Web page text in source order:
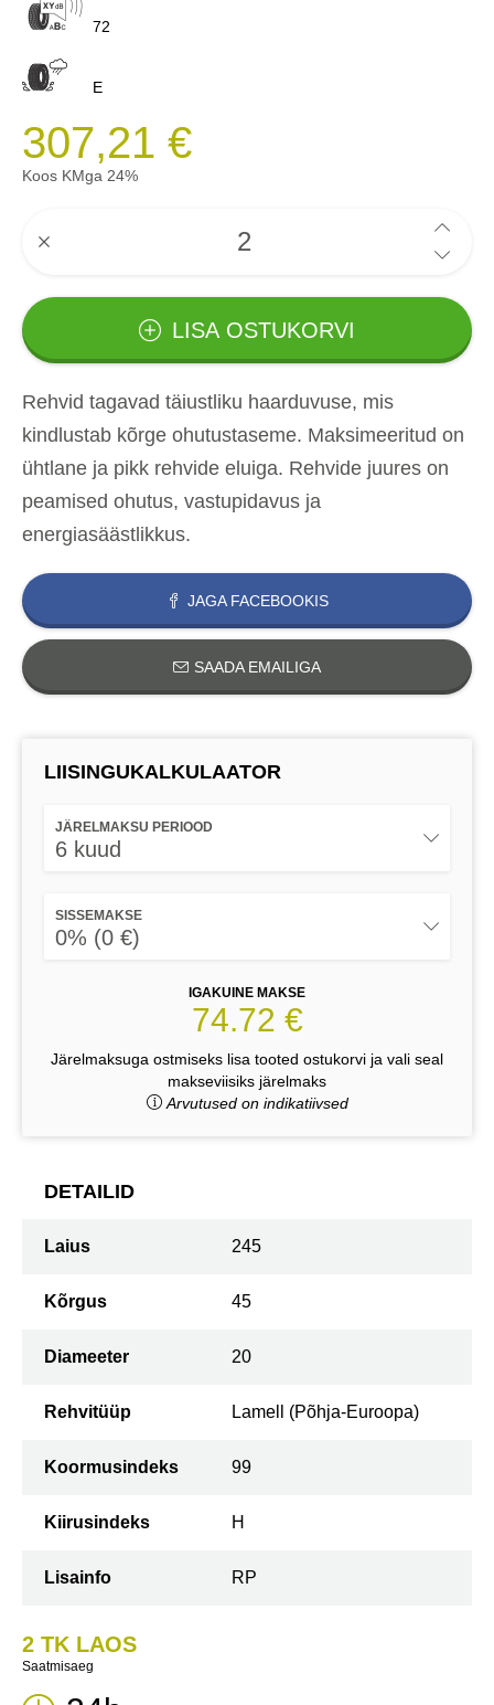
72
E
307,21 €
Koos KMga 24%
LISA OSTUKORVI
Rehvid tagavad täiustliku haarduvuse, mis
kindlustab kõrge ohutustaseme. Maksimeeritud on
ühtlane ja pikk rehvide eluiga. Rehvide juures on
peamised ohutus, vastupidavus ja
energiasäästlikkus.
JAGA FACEBOOKIS
SAADA EMAILIGA
LIISINGUKALKULAATOR
JÄRELMAKSU PERIOOD
6 kuud
SISSEMAKSE
0% (0 €)
IGAKUINE MAKSE
74.72 €
Järelmaksuga ostmiseks lisa tooted ostukorvi ja vali seal
makseviisiks järelmaks
Arvutused on indikatiivsed
DETAILID
Laius 245
Kõrgus 45
Diameeter 20
Rehvitüüp Lamell (Põhja-Euroopa)
Koormusindeks 99
Kiirusindeks H
Lisainfo RP
2 TK LAOS
Saatmisaeg